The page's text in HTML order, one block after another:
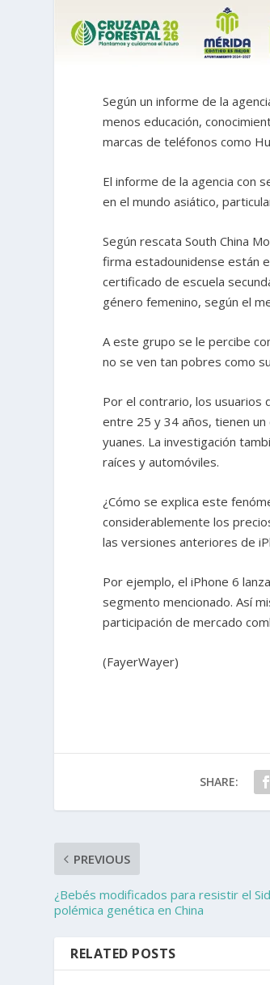
Según un informe de la
menos educación,
marcas de teléfonos como
El informe de la agencia con
en el mundo asiático,
Según rescata South China
firma estadounidense están
certificado de escuela
género femenino, según el
A este grupo se le percibe
no se ven tan pobres como
Por el contrario, los usuarios
entre 25 y 34 años, tienen
yuanes. La investigación
raíces y automóviles.
¿Cómo se explica este
considerablemente los
las versiones anteriores de
Por ejemplo, el iPhone 6
segmento mencionado. Así
participación de mercado
(FayerWayer)
SHARE:
PREVIOUS
¿Bebés modificados para resistir el
polémica genética en China
RELATED POSTS